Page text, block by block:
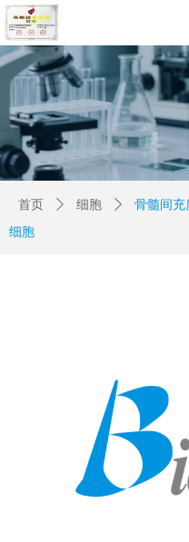
首页 ꄲ 细胞 ꄲ
骨髓间充
细胞